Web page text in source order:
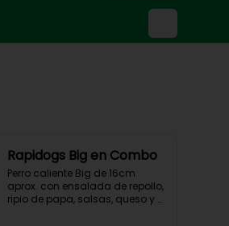
Rapidogs Big en Combo
Perro caliente Big de 16cm
aprox. con ensalada de repollo,
ripio de papa, salsas, queso y